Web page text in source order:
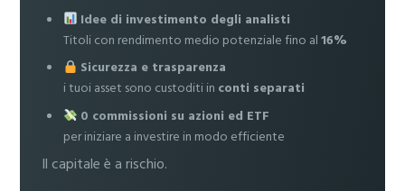
Idee di investimento degli analisti
Titoli con rendimento medio potenziale fino al16%
Sicurezza e trasparenza
i tuoi asset sono custoditi in conti separati
0 commissioni su azioni ed ETF
per iniziare a investire in modo efficiente
Il capitale è a rischio.